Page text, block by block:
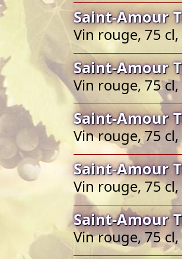
Saint-Amour
Vin rouge, 75
Saint-Amour
Vin rouge, 75
Saint-Amour
Vin rouge, 75
Saint-Amour
Vin rouge, 75
Saint-Amour
Vin rouge, 75